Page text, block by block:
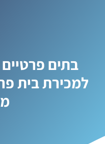
בתים
למכירת בית